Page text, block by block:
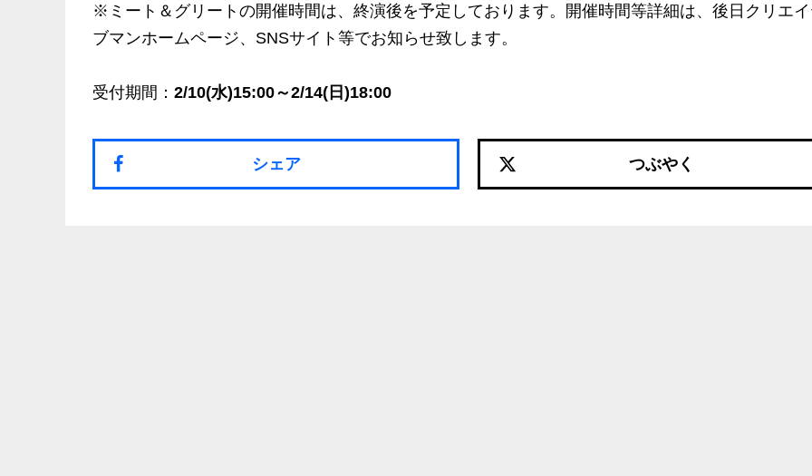
※ミート＆グリートの開催時間は、終演後を予定しております。開催時間等詳細は、後日クリエ
ブマンホームページ、SNSサイト等でお知らせ致します。
受付期間： 2/10(水)15:00～2/14(日)18:00
シェア つぶやく